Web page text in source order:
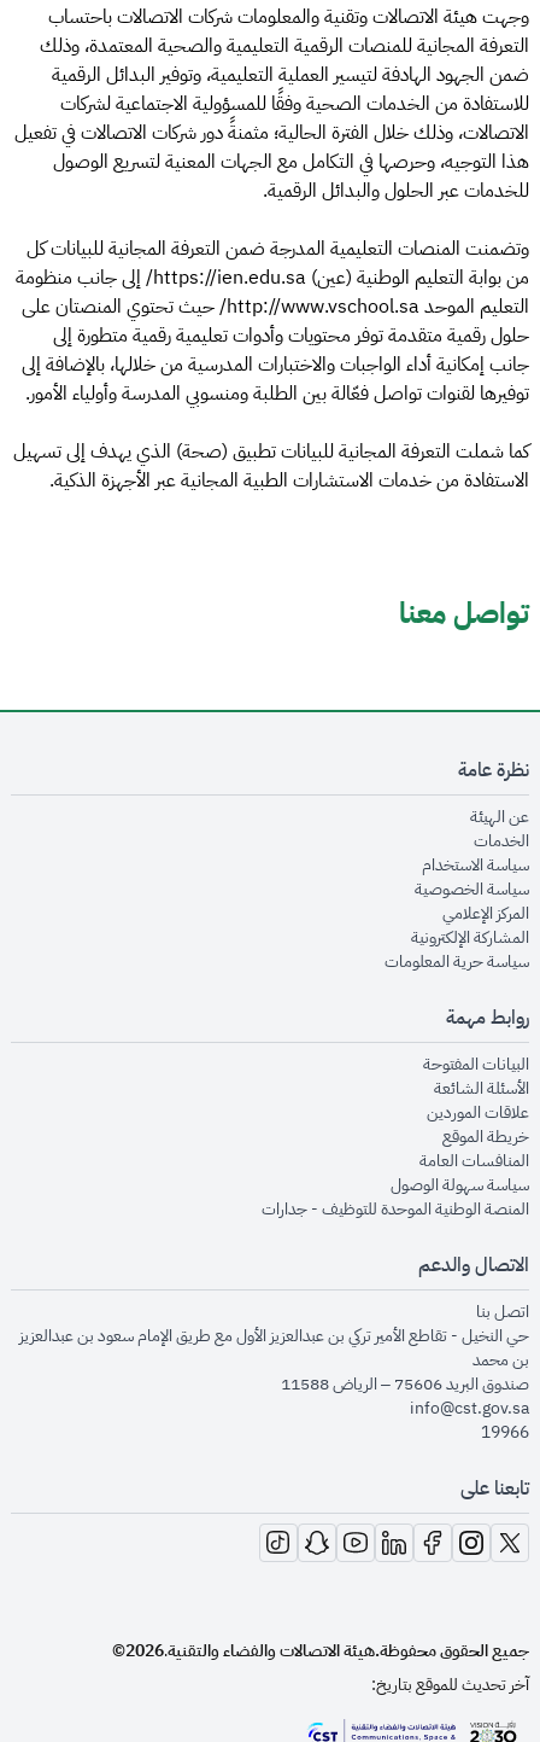
وجهت هيئة الاتصالات وتقنية والمعلومات شركات الاتصالات باحتساب
التعرفة المجانية للمنصات الرقمية التعليمية والصحية المعتمدة، وذلك
ضمن الجهود الهادفة لتيسير العملية التعليمية، وتوفير البدائل الرقمية
للاستفادة من الخدمات الصحية وفقًا للمسؤولية الاجتماعية لشركات
الاتصالات، وذلك خلال الفترة الحالية؛ مثمنةً دور شركات الاتصالات في تفعيل
هذا التوجيه، وحرصها في التكامل مع الجهات المعنية لتسريع الوصول
للخدمات عبر الحلول والبدائل الرقمية.
وتضمنت المنصات التعليمية المدرجة ضمن التعرفة المجانية للبيانات كل
من بوابة التعليم الوطنية (عين) https://ien.edu.sa/ إلى جانب منظومة
التعليم الموحد http://www.vschool.sa/ حيث تحتوي المنصتان على
حلول رقمية متقدمة توفر محتويات وأدوات تعليمية رقمية متطورة إلى
جانب إمكانية أداء الواجبات والاختبارات المدرسية من خلالها، بالإضافة إلى
توفيرها لقنوات تواصل فعّالة بين الطلبة ومنسوبي المدرسة وأولياء الأمور.
كما شملت التعرفة المجانية للبيانات تطبيق (صحة) الذي يهدف إلى تسهيل
الاستفادة من خدمات الاستشارات الطبية المجانية عبر الأجهزة الذكية.
تواصل معنا
نظرة عامة
عن الهيئةopens in new window
الخدماتopens in new window
سياسة الاستخدام
سياسة الخصوصيةopens in new window
المركز الإعلاميopens in new window
المشاركة الإلكترونيةopens in new window
سياسة حرية المعلوماتopens in new window
روابط مهمة
البيانات المفتوحةopens in new window
الأسئلة الشائعةopens in new window
علاقات الموردينopens in new window
خريطة الموقعopens in new window
المنافسات العامةopens in new window
سياسة سهولة الوصولopens in new window
المنصة الوطنية الموحدة للتوظيف - جداراتopens in new window
الاتصال والدعم
اتصل بنا
حي النخيل - تقاطع الأمير تركي بن عبدالعزيز الأول مع طريق الإمام سعود بن عبدالعزيز
بن محمد
صندوق البريد 75606 – الرياض 11588
info@cst.gov.sa
19966
تابعنا على
opens in new window
opens in new window
opens in new window
opens in new window
opens in new window
opens in new window
opens in new window
جميع الحقوق محفوظة.هيئة الاتصالات والفضاء والتقنية.
2026©
آخر تحديث للموقع بتاريخ: